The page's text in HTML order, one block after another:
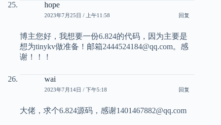
hope
2023年7月25日 / 上午11:58 回复
博主您好，我想要一份6.824的代码，因为主要是
想为tinykv做准备！邮箱2444524184@qq.com。感
谢！！！
wai
2023年7月14日 / 下午5:18 回复
大佬，求个6.824源码，感谢1401467882@qq.com